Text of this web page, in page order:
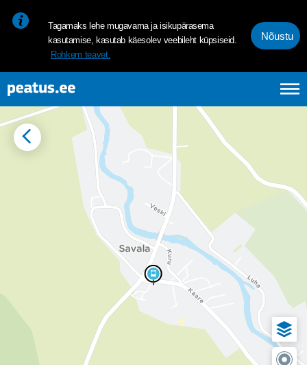
Tagamaks lehe mugavama ja isikupärasema
kasutamise, kasutab käesolev veebileht küpsiseid.
Rohkem teavet.
Nõustu